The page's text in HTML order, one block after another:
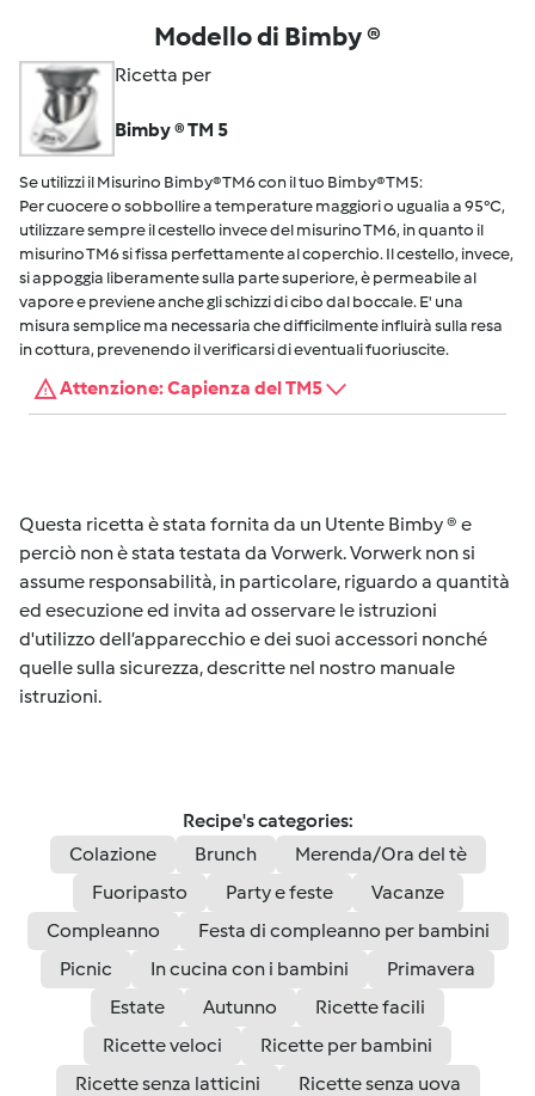
Modello di Bimby ®
Ricetta per
Bimby ® TM 5
Se utilizzi il Misurino Bimby® TM6 con il tuo Bimby® TM5:
Per cuocere o sobbollire a temperature maggiori o ugualia a 95°C,
utilizzare sempre il cestello invece del misurino TM6, in quanto il
misurino TM6 si fissa perfettamente al coperchio. Il cestello, invece,
si appoggia liberamente sulla parte superiore, è permeabile al
vapore e previene anche gli schizzi di cibo dal boccale. E' una
misura semplice ma necessaria che difficilmente influirà sulla resa
in cottura, prevenendo il verificarsi di eventuali fuoriuscite.
Attenzione: Capienza del TM5
Questa ricetta è stata fornita da un Utente Bimby ® e
perciò non è stata testata da Vorwerk. Vorwerk non si
assume responsabilità, in particolare, riguardo a quantità
ed esecuzione ed invita ad osservare le istruzioni
d'utilizzo dell’apparecchio e dei suoi accessori nonché
quelle sulla sicurezza, descritte nel nostro manuale
istruzioni.
Recipe's categories:
Colazione
Brunch
Merenda/Ora del tè
Fuoripasto
Party e feste
Vacanze
Compleanno
Festa di compleanno per bambini
Picnic
In cucina con i bambini
Primavera
Estate
Autunno
Ricette facili
Ricette veloci
Ricette per bambini
Ricette senza latticini
Ricette senza uova